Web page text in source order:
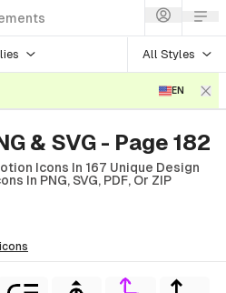
All Styles
EN
& SVG - Page 182
Icons In 167 Unique Design
In PNG, SVG, PDF, Or ZIP
icons